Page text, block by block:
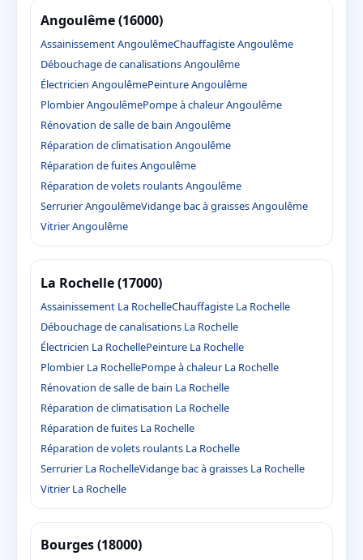
Angoulême (16000)
Assainissement AngoulêmeChauffagiste Angoulême
Débouchage de canalisations Angoulême
Électricien AngoulêmePeinture Angoulême
Plombier AngoulêmePompe à chaleur Angoulême
Rénovation de salle de bain Angoulême
Réparation de climatisation Angoulême
Réparation de fuites Angoulême
Réparation de volets roulants Angoulême
Serrurier AngoulêmeVidange bac à graisses Angoulême
Vitrier Angoulême
La Rochelle (17000)
Assainissement La RochelleChauffagiste La Rochelle
Débouchage de canalisations La Rochelle
Électricien La RochellePeinture La Rochelle
Plombier La RochellePompe à chaleur La Rochelle
Rénovation de salle de bain La Rochelle
Réparation de climatisation La Rochelle
Réparation de fuites La Rochelle
Réparation de volets roulants La Rochelle
Serrurier La RochelleVidange bac à graisses La Rochelle
Vitrier La Rochelle
Bourges (18000)